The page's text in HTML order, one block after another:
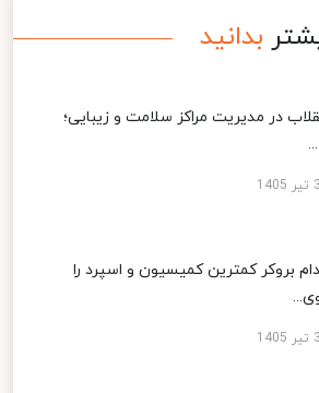
بدانید
در مدیریت مراکز سلامت و زیبایی؛
بروکر کمترین کمیسیون و اسپرد را